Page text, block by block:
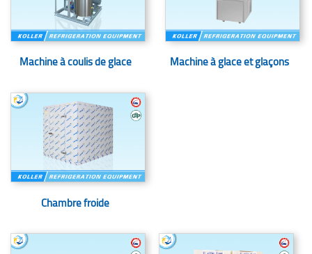
Machine à coulis de glace Machine à glace et glaçons
Chambre froide